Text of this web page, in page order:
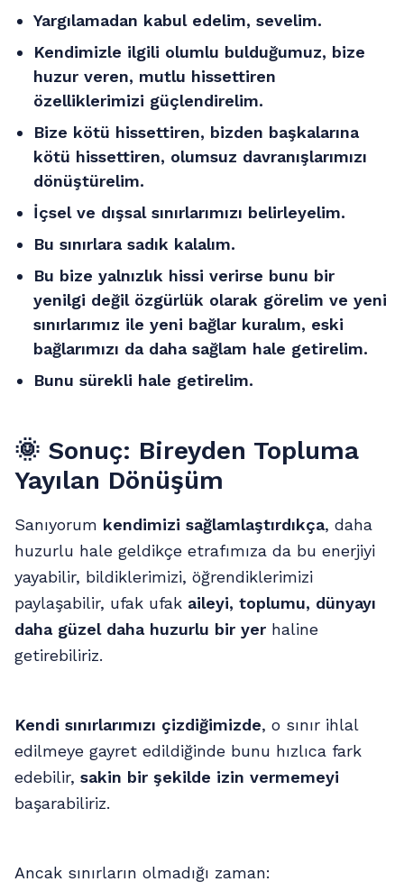
Yargılamadan kabul edelim, sevelim.
Kendimizle ilgili olumlu bulduğumuz, bize
huzur veren, mutlu hissettiren
özelliklerimizi güçlendirelim.
Bize kötü hissettiren, bizden başkalarına
kötü hissettiren, olumsuz davranışlarımızı
dönüştürelim.
İçsel ve dışsal sınırlarımızı belirleyelim.
Bu sınırlara sadık kalalım.
Bu bize yalnızlık hissi verirse bunu bir
yenilgi değil özgürlük olarak görelim ve yeni
sınırlarımız ile yeni bağlar kuralım, eski
bağlarımızı da daha sağlam hale getirelim.
Bunu sürekli hale getirelim.
🌞 Sonuç: Bireyden Topluma
Yayılan Dönüşüm
Sanıyorum kendimizi sağlamlaştırdıkça, daha
huzurlu hale geldikçe etrafımıza da bu enerjiyi
yayabilir, bildiklerimizi, öğrendiklerimizi
paylaşabilir, ufak ufak aileyi, toplumu, dünyayı
daha güzel daha huzurlu bir yer haline
getirebiliriz.
Kendi sınırlarımızı çizdiğimizde, o sınır ihlal
edilmeye gayret edildiğinde bunu hızlıca fark
edebilir, sakin bir şekilde izin vermemeyi
başarabiliriz.
Ancak sınırların olmadığı zaman: